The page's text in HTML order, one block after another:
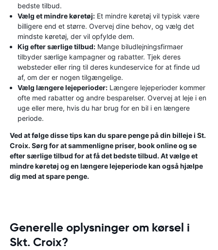
bedste tilbud.
Vælg et mindre køretøj: Et mindre køretøj vil typisk være
billigere end et større. Overvej dine behov, og vælg det
mindste køretøj, der vil opfylde dem.
Kig efter særlige tilbud: Mange biludlejningsfirmaer
tilbyder særlige kampagner og rabatter. Tjek deres
websteder eller ring til deres kundeservice for at finde ud
af, om der er nogen tilgængelige.
Vælg længere lejeperioder: Længere lejeperioder kommer
ofte med rabatter og andre besparelser. Overvej at leje i en
uge eller mere, hvis du har brug for en bil i en længere
periode.
Ved at følge disse tips kan du spare penge på din billeje i St.
Croix. Sørg for at sammenligne priser, book online og se
efter særlige tilbud for at få det bedste tilbud. At vælge et
mindre køretøj og en længere lejeperiode kan også hjælpe
dig med at spare penge.
Generelle oplysninger om kørsel i
Skt. Croix?